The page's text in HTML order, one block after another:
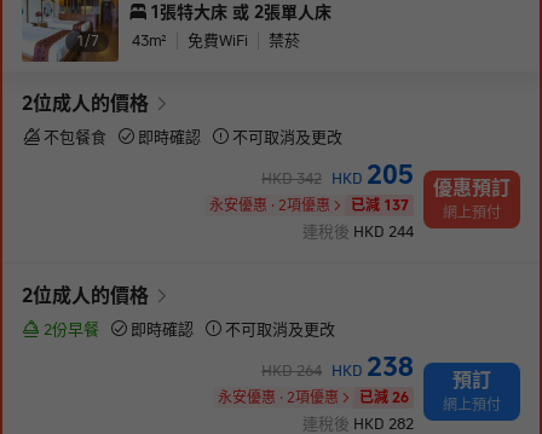
1/7
1張特大床 或 2張單人床
43m² 免費WiFi 禁菸
2位成人 的價格
不包餐食 即時確認 不可取消及更改
HKD342 HKD 205
永安優惠 · 2項優惠 已減 137
連稅後 HKD 244
優惠預訂
網上預付
2位成人 的價格
2份早餐 即時確認 不可取消及更改
HKD264 HKD 238
永安優惠 · 2項優惠 已減 26
連稅後 HKD 282
預訂
網上預付